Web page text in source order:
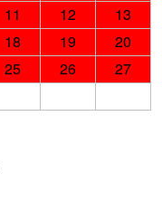
11 12
13
18 19
20
25 26
27